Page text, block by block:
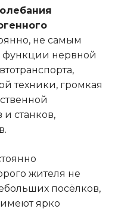
не самым
функции нервной
техники, громкая
и станков,
жителя не
посёлков,
ярко